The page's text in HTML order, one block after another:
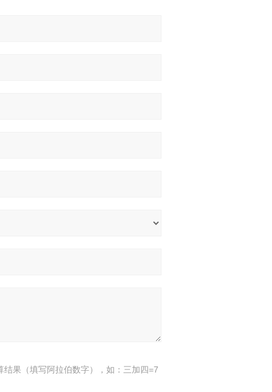
结果（填写阿拉伯数字），如：三加四=7